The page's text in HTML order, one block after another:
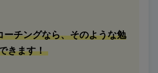
ーチングなら、そのような勉
きます！